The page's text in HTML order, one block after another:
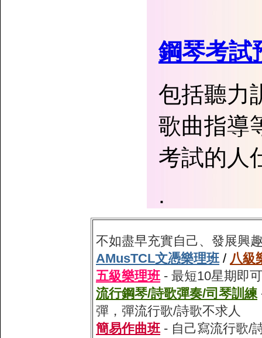
鋼琴考試
包括聽力
歌曲指導
考試的人
.
不如盡早充實自己、發展興
AMusTCL文憑樂理班/ 八級
五級樂理班- 最短10星期即
流行鋼琴/詩歌彈奏/司琴訓練
彈，彈流行歌/詩歌不求人
簡易作曲班- 自己寫流行歌/